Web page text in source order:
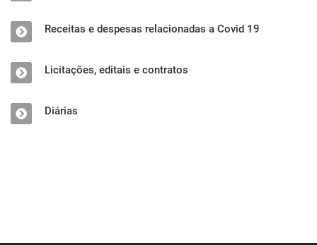
Receitas e despesas relacionadas a Covid 19
Licitações, editais e contratos
Diárias